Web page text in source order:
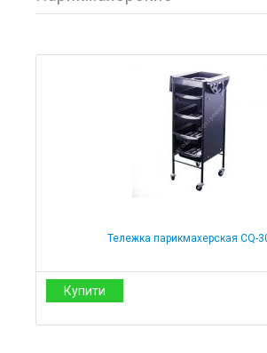
Медицинское оборудование
Отсасыватели хирургические
Коляски
Костыли и трости
Тележка парикмахерская CQ-
Купити